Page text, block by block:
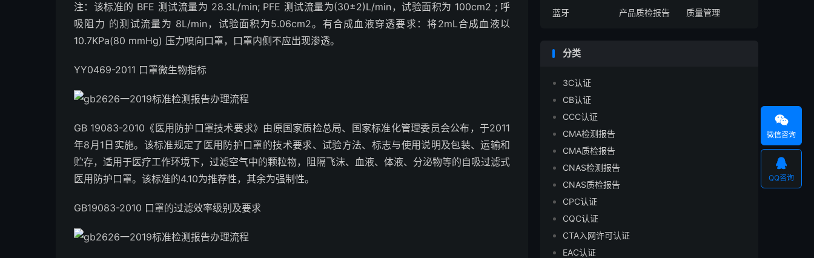
注：该标准的 BFE 测试流量为 28.3L/min; PFE 测试流量为(30±2)L/min，试验面积为 100cm2 ; 呼
吸阻力 的测试流量为 8L/min，试验面积为5.06cm2。有合成血液穿透要求：将2mL合成血液以
10.7KPa(80 mmHg) 压力喷向口罩，口罩内侧不应出现渗透。
YY0469-2011 口罩微生物指标
GB 19083-2010《医用防护口罩技术要求》由原国家质检总局、国家标准化管理委员会公布，于2011
年8月1日实施。该标准规定了医用防护口罩的技术要求、试验方法、标志与使用说明及包装、运输和
贮存，适用于医疗工作环境下，过滤空气中的颗粒物，阻隔飞沫、血液、体液、分泌物等的自吸过滤式
医用防护口罩。该标准的4.10为推荐性，其余为强制性。
GB19083-2010 口罩的过滤效率级别及要求
蓝牙
产品质检报告 质量管理
分类
3C认证
CB认证
CCC认证
CMA检测报告
CMA质检报告
CNAS检测报告
CNAS质检报告
CPC认证
CQC认证
CTA入网许可认证
EAC认证

微信咨询

QQ咨询